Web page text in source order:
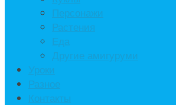
Персонажи
Растения
Еда
Другие амигуруми
Уроки
Разное
Контакты